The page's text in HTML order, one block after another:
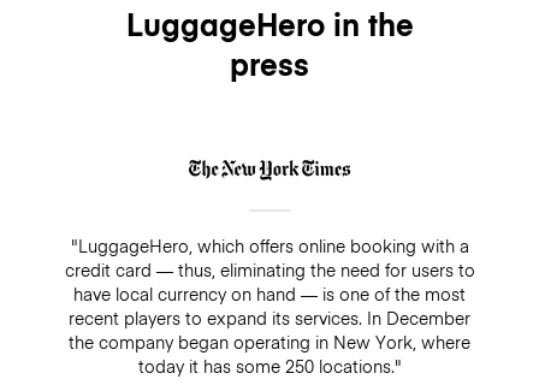
LuggageHero in the
press
"LuggageHero, which offers online booking with a
credit card — thus, eliminating the need for users to
have local currency on hand — is one of the most
recent players to expand its services. In December
the company began operating in New York, where
today it has some 250 locations."